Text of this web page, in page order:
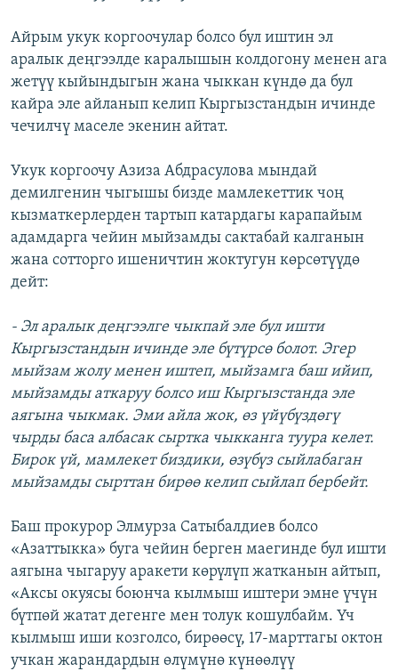
Айрым укук коргоочулар болсо бул иштин эл
аралык деңгээлде каралышын колдогону менен ага
жетүү кыйындыгын жана чыккан күндө да бул
кайра эле айланып келип Кыргызстандын ичинде
чечилчү маселе экенин айтат.
Укук коргоочу Азиза Абдрасулова мындай
демилгенин чыгышы бизде мамлекеттик чоң
кызматкерлерден тартып катардагы карапайым
адамдарга чейин мыйзамды сактабай калганын
жана сотторго ишеничтин жоктугун көрсөтүүдө
дейт:
- Эл аралык деңгээлге чыкпай эле бул ишти
Кыргызстандын ичинде эле бүтүрсө болот. Эгер
мыйзам жолу менен иштеп, мыйзамга баш ийип,
мыйзамды аткаруу болсо иш Кыргызстанда эле
аягына чыкмак. Эми айла жок, өз үйүбүздөгү
чырды баса албасак сыртка чыкканга туура келет.
Бирок үй, мамлекет биздики, өзүбүз сыйлабаган
мыйзамды сырттан бирөө келип сыйлап бербейт.
Баш прокурор Элмурза Сатыбалдиев болсо
«Азаттыкка» буга чейин берген маегинде бул ишти
аягына чыгаруу аракети көрүлүп жатканын айтып,
«Аксы окуясы боюнча кылмыш иштери эмне үчүн
бүтпөй жатат дегенге мен толук кошулбайм. Үч
кылмыш иши козголсо, бирөөсү, 17-марттагы октон
учкан жарандардын өлүмүнө күнөөлүү